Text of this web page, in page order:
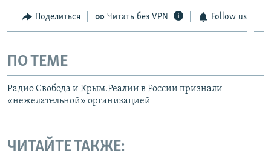
Поделиться Читать без VPN Follow us
ПО ТЕМЕ
Радио Свобода и Крым.Реалии в России признали
«нежелательной» организацией
ЧИТАЙТЕ ТАКЖЕ: